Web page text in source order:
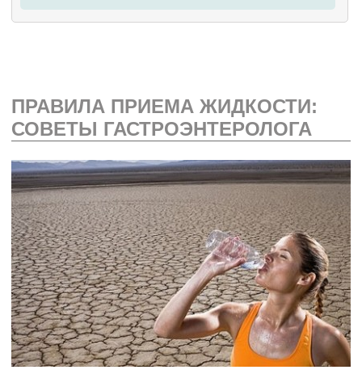
ПРАВИЛА ПРИЕМА ЖИДКОСТИ:
СОВЕТЫ ГАСТРОЭНТЕРОЛОГА